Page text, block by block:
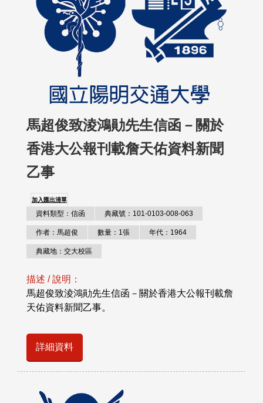
馬超俊致淩鴻勛先生信函－關於
香港大公報刊載詹天佑資料新聞
乙事
加入匯出清單
資料類型：信函 典藏號：101-0103-008-063
作者：馬超俊 數量：1張 年代：1964
典藏地：交大校區
描述 / 說明：
馬超俊致淩鴻勛先生信函－關於香港大公報刊載詹
天佑資料新聞乙事。
詳細資料